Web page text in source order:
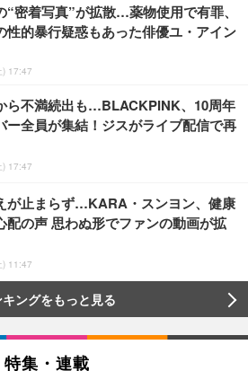
“密着写真”が拡散…薬物使用で有罪、
性的暴行疑惑もあった俳優ユ・アイン
17:47
ら不満続出も…BLACKPINK、10周年
ー全員が集結！ジスがライブ配信で再
17:47
が止まらず…KARA・スンヨン、健康
配の声 思わぬ形でファンの動画が拡
11:47
ングをもっと見る
特集・連載